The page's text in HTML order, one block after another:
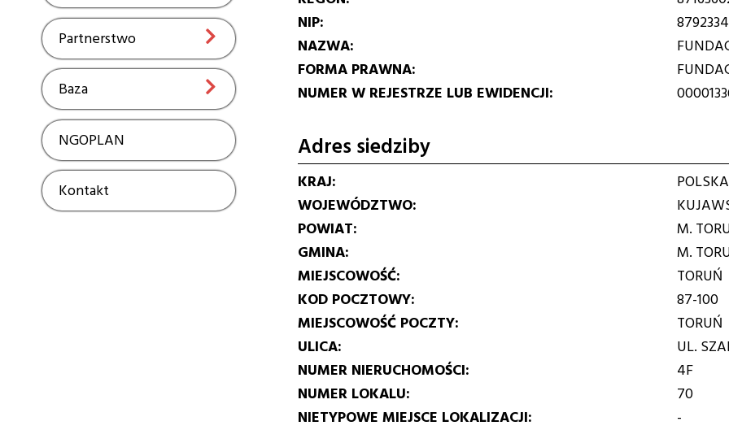
Partnerstwo Show
Baza Show
NGOPLAN Show
Kontakt Show
NIP
NAZWA
FORMA PRAWNA
NUMER W REJESTRZE LUB EWIDENCJI
Adres siedziby
KRAJ
POLSKA
WOJEWÓDZTWO
POWIAT
M.
GMINA
M.
MIEJSCOWOŚĆ
TORUŃ
KOD POCZTOWY
87-100
MIEJSCOWOŚĆ POCZTY
TORUŃ
ULICA
UL.
NUMER NIERUCHOMOŚCI
4F
NUMER LOKALU
70
NIETYPOWE MIEJSCE LOKALIZACJI
-